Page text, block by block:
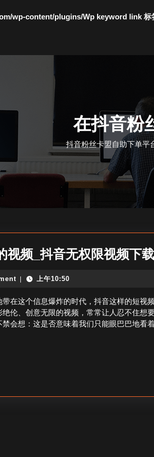
wp-content/plugins/Wp keyword link 标
在抖音粉
抖音粉丝卡盟自助下单平
视频_抖音无权限视频下
上午10:50
在这个信息爆炸的时代，抖音这样的短视
伦、创意无限的视频，常常让人忍不住想
会想：这是否意味着我们只能眼巴巴地看